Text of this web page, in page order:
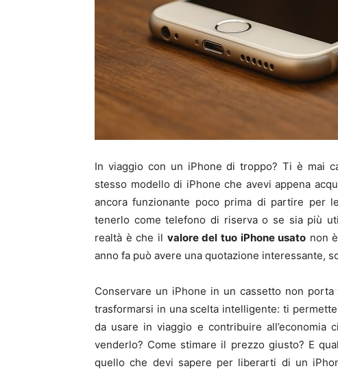
In viaggio con un iPhone di troppo? Ti è mai
stesso modello di iPhone che avevi appena
ancora funzionante poco prima di partire per
tenerlo come telefono di riserva o se sia più
realtà è che il valore del tuo iPhone usato non
anno fa può avere una quotazione interessante,
Conservare un iPhone in un cassetto non
trasformarsi in una scelta intelligente: ti
da usare in viaggio e contribuire
venderlo? Come stimare il prezzo giusto? E
quello che devi sapere per liberarti di un